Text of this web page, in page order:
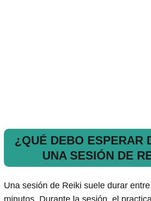
¿QUÉ DEBO ESPERAR
UNA SESIÓN DE
Una sesión de Reiki suele durar
minutos. Durante la sesión, el